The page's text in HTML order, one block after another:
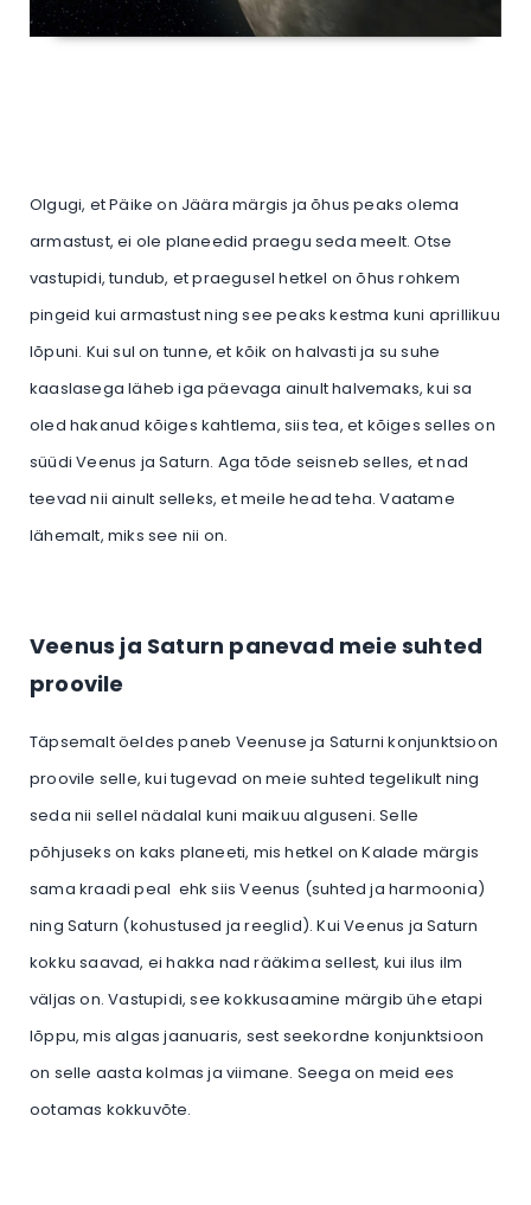
Olgugi, et Päike on Jäära märgis ja õhus peaks olema
armastust, ei ole planeedid praegu seda meelt. Otse
vastupidi, tundub, et praegusel hetkel on õhus rohkem
pingeid kui armastust ning see peaks kestma kuni aprillikuu
lõpuni. Kui sul on tunne, et kõik on halvasti ja su suhe
kaaslasega läheb iga päevaga ainult halvemaks, kui sa
oled hakanud kõiges kahtlema, siis tea, et kõiges selles on
süüdi Veenus ja Saturn. Aga tõde seisneb selles, et nad
teevad nii ainult selleks, et meile head teha. Vaatame
lähemalt, miks see nii on.
Veenus ja Saturn panevad meie suhted
proovile
Täpsemalt öeldes paneb Veenuse ja Saturni konjunktsioon
proovile selle, kui tugevad on meie suhted tegelikult ning
seda nii sellel nädalal kuni maikuu alguseni. Selle
põhjuseks on kaks planeeti, mis hetkel on Kalade märgis
sama kraadi peal ehk siis Veenus (suhted ja harmoonia)
ning Saturn (kohustused ja reeglid). Kui Veenus ja Saturn
kokku saavad, ei hakka nad rääkima sellest, kui ilus ilm
väljas on. Vastupidi, see kokkusaamine märgib ühe etapi
lõppu, mis algas jaanuaris, sest seekordne konjunktsioon
on selle aasta kolmas ja viimane. Seega on meid ees
ootamas kokkuvõte.